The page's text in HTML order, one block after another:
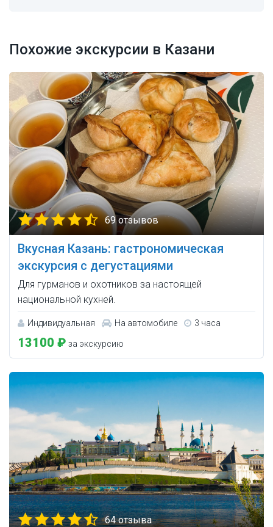
Похожие экскурсии в Казани
69 отзывов
Вкусная Казань: гастрономическая
экскурсия с дегустациями
Для гурманов и охотников за настоящей
национальной кухней.
Индивидуальная На автомобиле 3 часа
13100 ₽ за экскурсию
64 отзыва